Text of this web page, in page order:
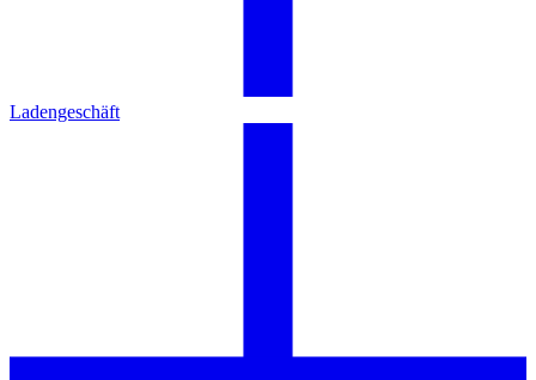
Ladengeschäft